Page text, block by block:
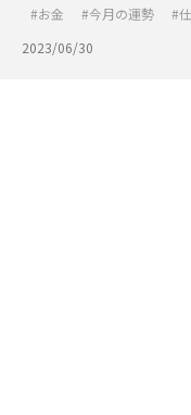
お金 今月の運勢
2023/06/30